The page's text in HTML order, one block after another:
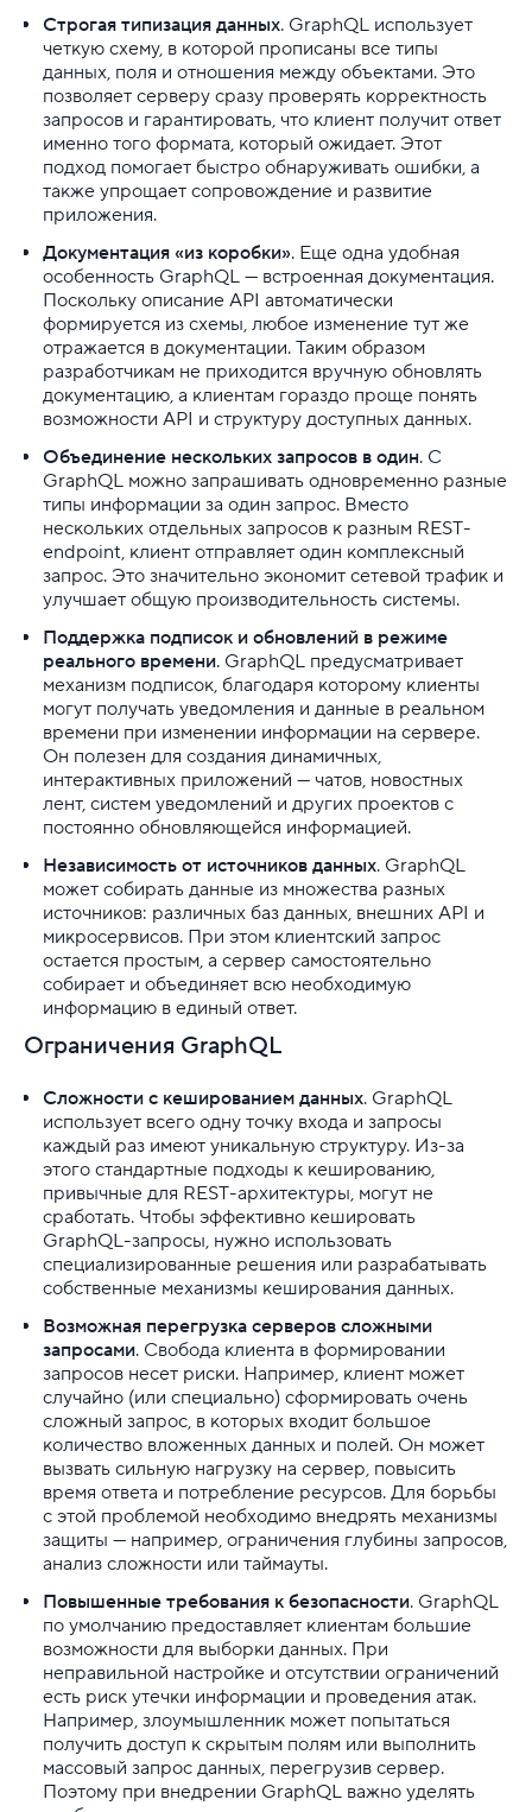
...
Хостинг для начинающих
Строгая типизация данных. GraphQL использует
четкую схему, в которой прописаны все типы
данных, поля и отношения между объектами. Это
позволяет серверу сразу проверять корректность
запросов и гарантировать, что клиент получит ответ
именно того формата, который ожидает. Этот
подход помогает быстро обнаруживать ошибки, а
также упрощает сопровождение и развитие
приложения.
Документация «из коробки». Еще одна удобная
особенность GraphQL — встроенная документация.
Поскольку описание API автоматически
формируется из схемы, любое изменение тут же
отражается в документации. Таким образом
разработчикам не приходится вручную обновлять
документацию, а клиентам гораздо проще понять
возможности API и структуру доступных данных.
Объединение нескольких запросов в один. С
GraphQL можно запрашивать одновременно разные
типы информации за один запрос. Вместо
нескольких отдельных запросов к разным REST-
endpoint, клиент отправляет один комплексный
запрос. Это значительно экономит сетевой трафик и
улучшает общую производительность системы.
Поддержка подписок и обновлений в режиме
реального времени. GraphQL предусматривает
механизм подписок, благодаря которому клиенты
могут получать уведомления и данные в реальном
времени при изменении информации на сервере.
Он полезен для создания динамичных,
интерактивных приложений — чатов, новостных
лент, систем уведомлений и других проектов с
постоянно обновляющейся информацией.
Независимость от источников данных. GraphQL
может собирать данные из множества разных
источников: различных баз данных, внешних API и
микросервисов. При этом клиентский запрос
остается простым, а сервер самостоятельно
собирает и объединяет всю необходимую
информацию в единый ответ.
Ограничения GraphQL
Сложности с кешированием данных. GraphQL
использует всего одну точку входа и запросы
каждый раз имеют уникальную структуру. Из-за
этого стандартные подходы к кешированию,
привычные для REST-архитектуры, могут не
сработать. Чтобы эффективно кешировать
GraphQL-запросы, нужно использовать
специализированные решения или разрабатывать
собственные механизмы кеширования данных.
Возможная перегрузка серверов сложными
запросами. Свобода клиента в формировании
запросов несет риски. Например, клиент может
случайно (или специально) сформировать очень
сложный запрос, в которых входит большое
количество вложенных данных и полей. Он может
вызвать сильную нагрузку на сервер, повысить
время ответа и потребление ресурсов. Для борьбы
с этой проблемой необходимо внедрять механизмы
защиты — например, ограничения глубины запросов,
анализ сложности или таймауты.
Повышенные требования к безопасности. GraphQL
по умолчанию предоставляет клиентам большие
возможности для выборки данных. При
неправильной настройке и отсутствии ограничений
есть риск утечки информации и проведения атак.
Например, злоумышленник может попытаться
получить доступ к скрытым полям или выполнить
массовый запрос данных, перегрузив сервер.
Поэтому при внедрении GraphQL важно уделять